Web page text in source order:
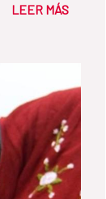
LEER MÁS